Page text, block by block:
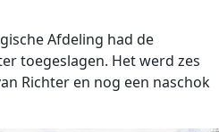
Afdeling had de
toegeslagen. Het werd zes
Richter en nog een naschok